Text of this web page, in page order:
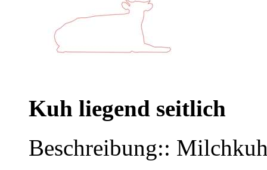
Kuh liegend seitlich
Beschreibung::